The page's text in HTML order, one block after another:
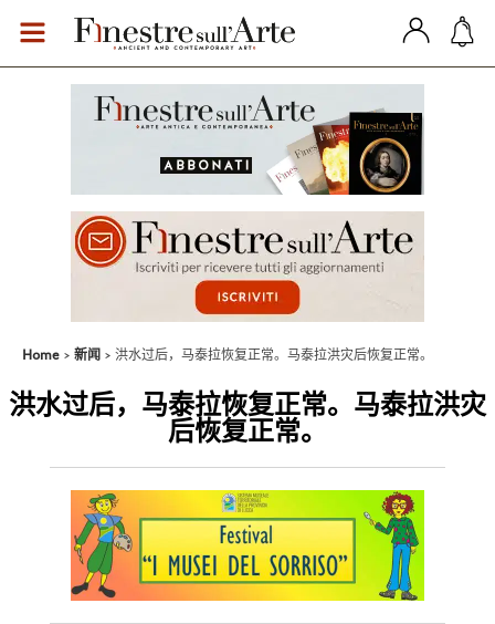
Home 新闻 洪水过后，马泰拉恢复正常。马泰拉洪灾后恢复正常。
洪水过后，马泰拉恢复正常。马泰拉洪灾
后恢复正常。